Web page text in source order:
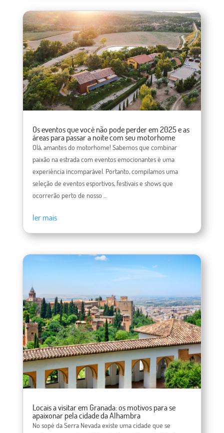
Os eventos que você não pode perder em 2025 e as
áreas para passar a noite com seu motorhome
Olá, amantes do motorhome! Sabemos que combinar
paixão na estrada com eventos emocionantes é uma
experiência incomparável. Portanto, compilamos uma
seleção de eventos esportivos, festivais e shows que
ocorrerão perto de nosso ...
ler mais
Locais a visitar em Granada: os motivos para se
apaixonar pela cidade da Alhambra
No sopé da Serra Nevada existe uma cidade que se